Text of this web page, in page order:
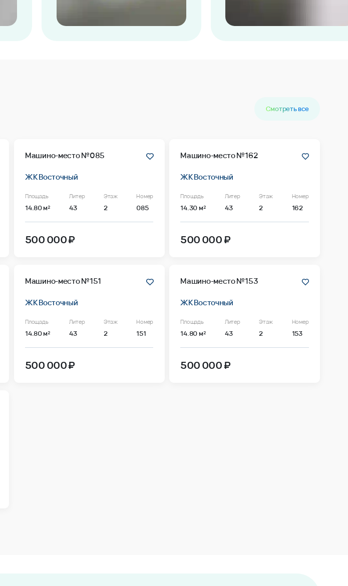
Смотреть все
Машино-место №085
ЖК Восточный
Площадь
14.80 м²
Литер
43
Этаж
2
Номер
085
500 000 ₽
Машино-место №162
ЖК Восточный
Площадь
14.30 м²
Литер
43
Этаж
2
Номер
162
500 000 ₽
Машино-место №151
ЖК Восточный
Площадь
14.80 м²
Литер
43
Этаж
2
Номер
151
500 000 ₽
Машино-место №153
ЖК Восточный
Площадь
14.80 м²
Литер
43
Этаж
2
Номер
153
500 000 ₽